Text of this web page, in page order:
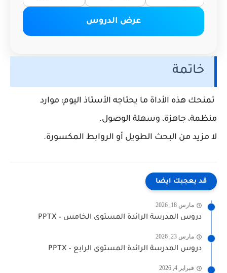
عرض الدروس
خاتمة
تمنحك هذه الأداة ما يحتاجه الأستاذ اليوم: موارد
منظمة، جاهزة، وسهلة الوصول.
لا مزيد من البحث الطويل أو الروابط المكسورة.
قد يعجبك ايضا
مارس 18, 2026
دروس المدرسة الرائدة المستوى الخامس – PPTX
مارس 23, 2026
دروس المدرسة الرائدة المستوى الرابع – PPTX
فبراير 4, 2026